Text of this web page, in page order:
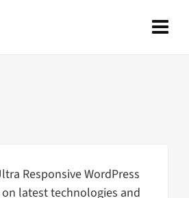
Responsive WordPress
latest technologies and